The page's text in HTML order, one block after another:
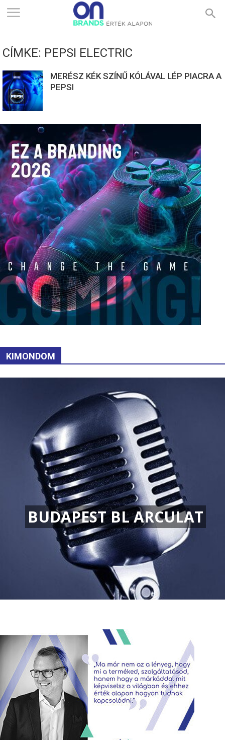
ONBRANDS
ÉRTÉK
ALAPON
CÍMKE: PEPSI ELECTRIC
MERÉSZ KÉK SZÍNŰ KÓLÁVAL LÉP PIACRA A
PEPSI
KIMONDOM
BUDAPEST BL ARCULAT